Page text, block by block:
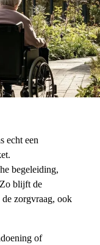
echt een
begeleiding,
blijft de
zorgvraag, ook
of